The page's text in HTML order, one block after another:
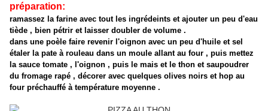
préparation:
ramassez la farine avec tout les ingrédeints et ajouter un peu d'eau
tiède , bien pétrir et laisser doubler de volume .
dans une poèle faire revenir l'oignon avec un peu d'huile et sel
étaler la pate à rouleau dans un moule allant au four , puis mettez
la sauce tomate , l'oignon , puis le mais et le thon et saupoudrer
du fromage rapé , décorer avec quelques olives noirs et hop au
four préchauffé à température moyenne .